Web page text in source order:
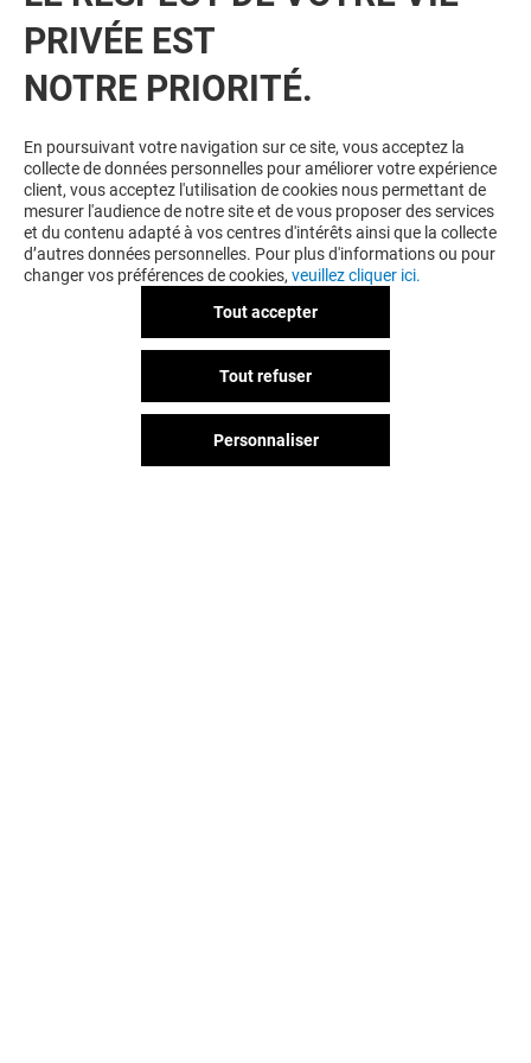
VOUS EN VOULEZ PLUS ? VOUS
AIMEREZ PEUT-ÊTRE
PRIVÉE EST
NOTRE PRIORITÉ.
En poursuivant votre navigation sur ce site, vous acceptez la
collecte de données personnelles pour améliorer votre expérience
client, vous acceptez l'utilisation de cookies nous permettant de
mesurer l'audience de notre site et de vous proposer des services
et du contenu adapté à vos centres d'intérêts ainsi que la collecte
d’autres données personnelles. Pour plus d'informations ou pour
changer vos préférences de cookies, veuillez cliquer ici.
Tout accepter
Tout refuser
Personnaliser